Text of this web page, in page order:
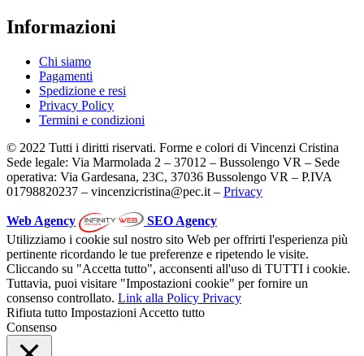
Informazioni
Chi siamo
Pagamenti
Spedizione e resi
Privacy Policy
Termini e condizioni
© 2022 Tutti i diritti riservati. Forme e colori di Vincenzi Cristina
Sede legale: Via Marmolada 2 – 37012 – Bussolengo VR – Sede
operativa: Via Gardesana, 23C, 37036 Bussolengo VR – P.IVA
01798820237 – vincenzicristina@pec.it – Privacy
Web Agency
SEO Agency
Utilizziamo i cookie sul nostro sito Web per offrirti l'esperienza più
pertinente ricordando le tue preferenze e ripetendo le visite.
Cliccando su "Accetta tutto", acconsenti all'uso di TUTTI i cookie.
Tuttavia, puoi visitare "Impostazioni cookie" per fornire un
consenso controllato. Link alla Policy Privacy
Rifiuta tutto Impostazioni Accetto tutto
Consenso